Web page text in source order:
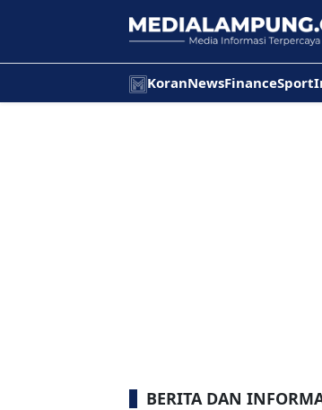
KoranNewsFinanceSport
BERITA DAN